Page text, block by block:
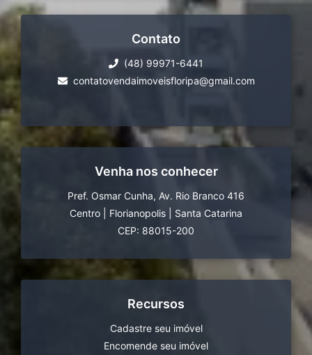
Contato
(48) 99971-6441
contatovendaimoveisfloripa@gmail.com
Venha nos conhecer
Pref. Osmar Cunha, Av. Rio Branco 416
Centro
Florianopolis
Santa Catarina
CEP: 88015-200
Recursos
Cadastre seu imóvel
Encomende seu imóvel